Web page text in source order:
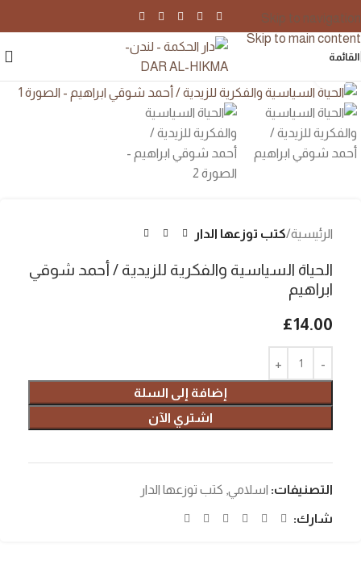
Skip to navigation
Skip to main content
القائمة
الرئيسية كتب توزعها الدار
الحياة السياسية والفكرية للزيدية / أحمد شوقي
ابراهيم
£14.00
إضافة إلى السلة
اشتري الآن
التصنيفات: اسلامي كتب توزعها الدار
شارك: